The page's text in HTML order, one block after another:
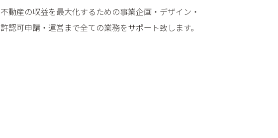
不動産の収益を最大化するための事業企画・デザイン・
許認可申請・運営まで全ての業務をサポート致します。